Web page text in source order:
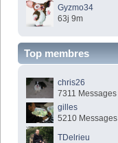
Gyzmo34
63j 9m
Top membres
chris26
7311 Messages
gilles
5210 Messages
TDelrieu